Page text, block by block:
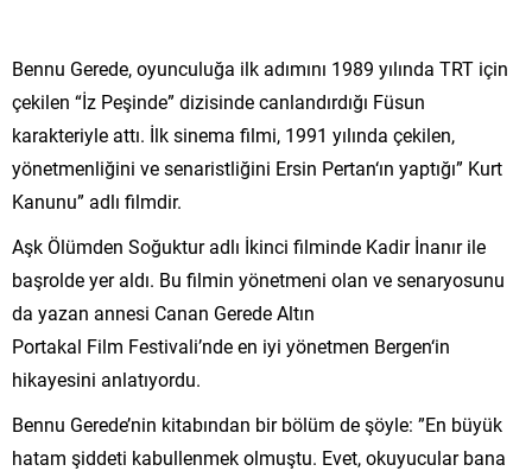
Bennu Gerede, oyunculuğa ilk adımını 1989 yılında TRT için
çekilen “İz Peşinde” dizisinde canlandırdığı Füsun
karakteriyle attı. İlk sinema filmi, 1991 yılında çekilen,
yönetmenliğini ve senaristliğini Ersin Pertan‘ın yaptığı” Kurt
Kanunu” adlı filmdir.
Aşk Ölümden Soğuktur adlı İkinci filminde Kadir İnanır ile
başrolde yer aldı. Bu filmin yönetmeni olan ve senaryosunu
da yazan annesi Canan Gerede Altın
Portakal Film Festivali’nde en iyi yönetmen Bergen‘in
hikayesini anlatıyordu.
Bennu Gerede’nin kitabından bir bölüm de şöyle: ”En büyük
hatam şiddeti kabullenmek olmuştu. Evet, okuyucular bana